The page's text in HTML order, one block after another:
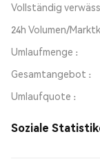
Vollständig
24h Volumen/
Umlaufmenge
Gesamtangebot
Umlaufquote
Soziale